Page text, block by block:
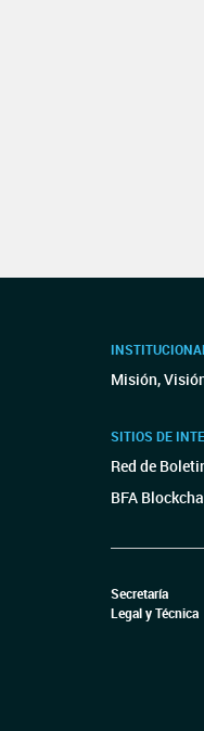
INSTITUCIONAL
Misión,
SITIOS DE
Red de
BFA
Secretaría
Legal y Técnica